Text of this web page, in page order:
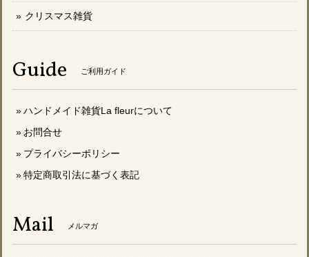
クリスマス雑貨
Guide ご利用ガイド
ハンドメイド雑貨La fleurについて
お問合せ
プライバシーポリシー
特定商取引法に基づく表記
Mail メルマガ